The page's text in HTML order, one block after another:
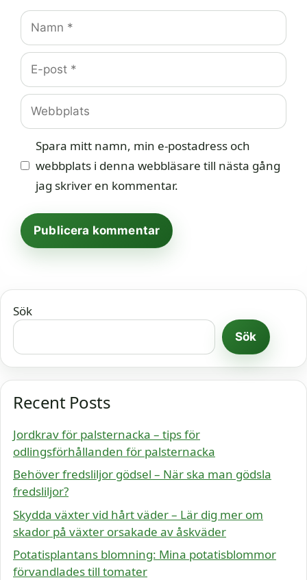
Namn
E-
post
Webbplats
Spara mitt namn, min e-postadress och
webbplats i denna webbläsare till nästa gång
jag skriver en kommentar.
Sök
Sök
Recent Posts
Jordkrav för palsternacka – tips för
odlingsförhållanden för palsternacka
Behöver fredsliljor gödsel – När ska man gödsla
fredsliljor?
Skydda växter vid hårt väder – Lär dig mer om
skador på växter orsakade av åskväder
Potatisplantans blomning: Mina potatisblommor
förvandlades till tomater